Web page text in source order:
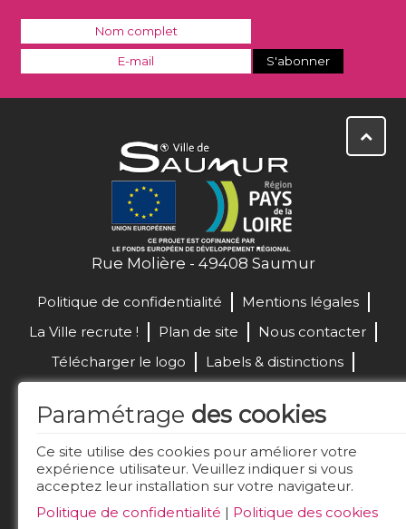
Paramétrage des cookies
Ce site utilise des cookies pour améliorer votre
expérience utilisateur. Veuillez indiquer si vous
acceptez leur installation sur votre navigateur.
Politique de confidentialité | Politique des cookies
Rue Molière - 49408 Saumur
Politique de confidentialité
Mentions légales
La Ville recrute !
Plan de site
Nous contacter
Télécharger le logo
Labels & distinctions
Réalisation de site :
Restez connecté